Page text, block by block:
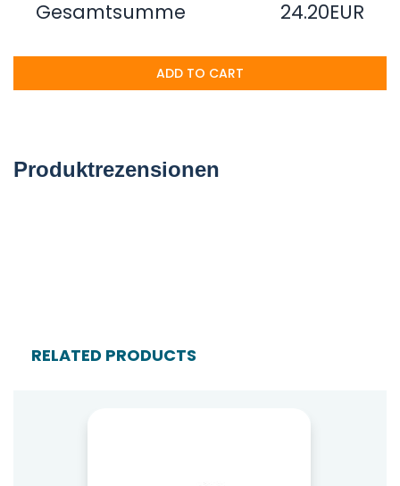
Produktrezensionen
Gesamtsumme 24.20EUR
ADD TO CART
RELATED PRODUCTS